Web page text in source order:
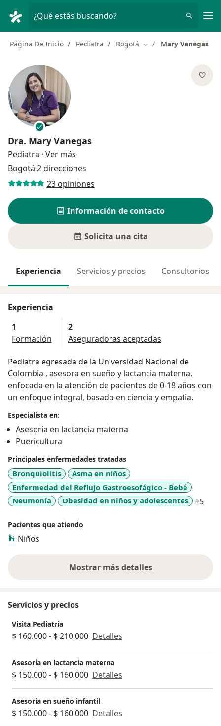
¿Qué estás buscando?
Página De Inicio Pediatra Bogotá Cambiar de ciudad
Mary Vanegas
Dra. Mary Vanegas
Pediatra · Ver más
Bogotá 2 direcciones
23 opiniones
Información de contacto
Solicita una cita
Experiencia Servicios y precios Consultorios
Experiencia
1
Formación
2
Aseguradoras aceptadas
Pediatra egresada de la Universidad Nacional de
Colombia , asesora en sueño y lactancia materna,
enfocada en la atención de pacientes de 0-18 años con
un enfoque integral, basado en ciencia y empatia.
Especialista en:
Asesoría en lactancia materna
Puericultura
Principales enfermedades tratadas
Bronquiolitis
Asma en niños
Enfermedad del Reflujo Gastroesofágico - Bebé
Neumonía
Obesidad en niños y adolescentes +5
Pacientes que atiendo
Niños
Mostrar más detalles
sobre la experiencia
Servicios y precios
Visita Pediatría
$ 160.000 - $ 210.000 Detalles
Asesoría en lactancia materna
$ 150.000 - $ 160.000 Detalles
Asesoría en sueño infantil
$ 150.000 - $ 160.000 Detalles